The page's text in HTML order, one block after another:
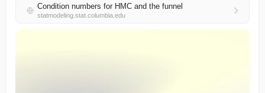
Condition numbers for HMC and the funnel
statmodeling.stat.columbia.edu